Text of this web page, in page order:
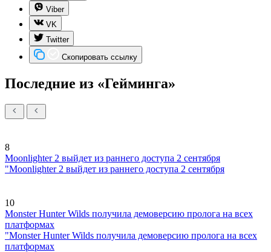
Viber
VK
Twitter
Скопировать ссылку
Последние из «Гейминга»
8
Moonlighter 2 выйдет из раннего доступа 2 сентября
"Moonlighter 2 выйдет из раннего доступа 2 сентября
10
Monster Hunter Wilds получила демоверсию пролога на всех
платформах
"Monster Hunter Wilds получила демоверсию пролога на всех
платформах